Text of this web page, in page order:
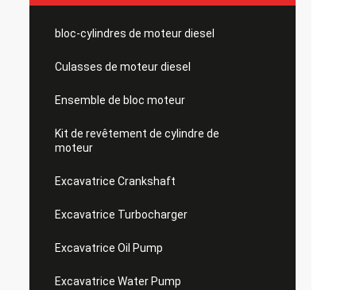
bloc-cylindres de moteur diesel
Culasses de moteur diesel
Ensemble de bloc moteur
Kit de revêtement de cylindre de
moteur
Excavatrice Crankshaft
Excavatrice Turbocharger
Excavatrice Oil Pump
Excavatrice Water Pump